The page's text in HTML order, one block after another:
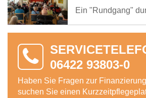
Ein "Rundgang"
06422 93803-0
Haben Sie Fragen zur
suchen Sie einen